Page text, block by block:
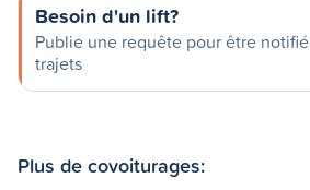
Besoin d'un lift?
Publie une requête pour être
trajets
Plus de covoiturages: